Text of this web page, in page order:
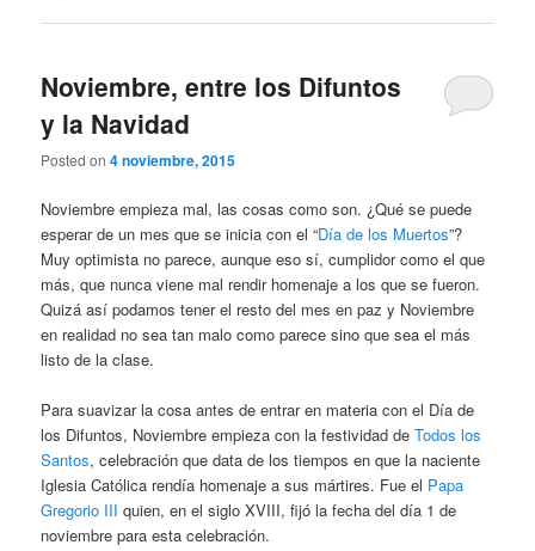
Noviembre, entre los Difuntos
y la Navidad
Posted on4 noviembre, 2015
Noviembre empieza mal, las cosas como son. ¿Qué se puede
esperar de un mes que se inicia con el “Día de los Muertos”?
Muy optimista no parece, aunque eso sí, cumplidor como el que
más, que nunca viene mal rendir homenaje a los que se fueron.
Quizá así podamos tener el resto del mes en paz y Noviembre
en realidad no sea tan malo como parece sino que sea el más
listo de la clase.
Para suavizar la cosa antes de entrar en materia con el Día de
los Difuntos, Noviembre empieza con la festividad deTodos los
Santos, celebración que data de los tiempos en que la naciente
Iglesia Católica rendía homenaje a sus mártires. Fue el Papa
Gregorio III quien, en el siglo XVIII, fijó la fecha del día 1 de
noviembre para esta celebración.